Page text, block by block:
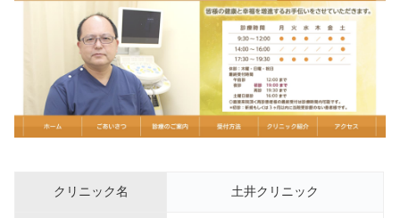
クリニック名 土井クリニック